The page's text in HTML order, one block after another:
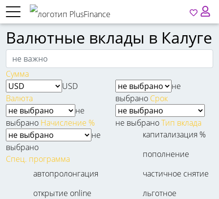
Валютные вклады в Калуге
Сумма
USD
Валюта
не
выбрано Срок
не
выбрано Начисление % не выбраноТип вклада
не
выбрано
Спец. программа
капитализация %
пополнение
автопролонгация
открытие online
частичное снятие
льготное